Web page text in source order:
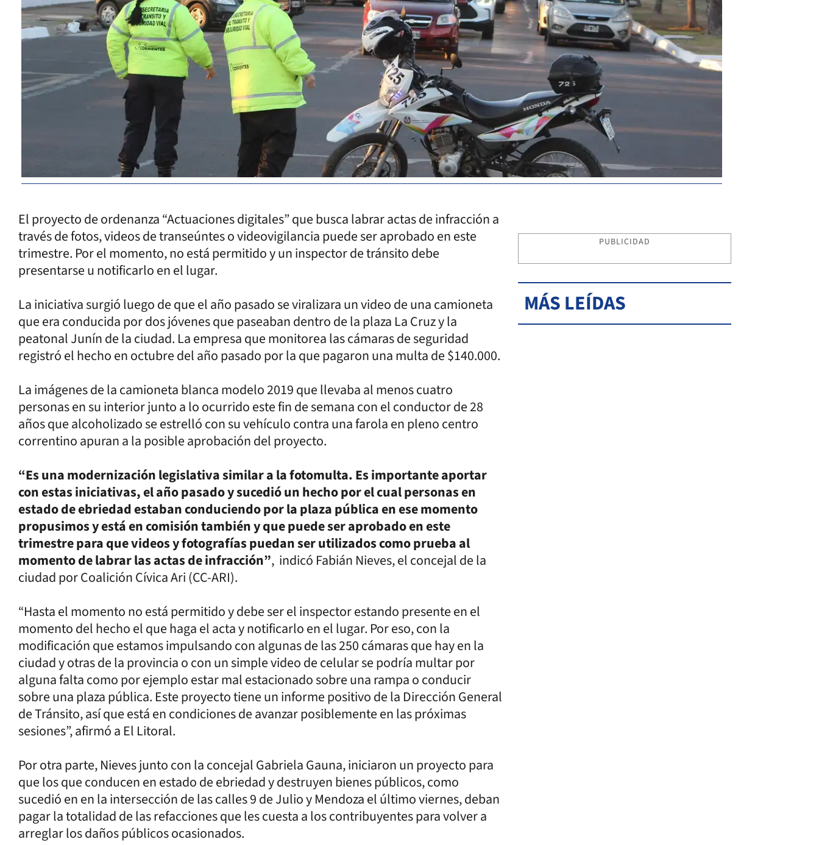
El proyecto de ordenanza “Actuaciones digitales” que busca labrar actas de infracción a
través de fotos, videos de transeúntes o videovigilancia puede ser aprobado en este
trimestre. Por el momento, no está permitido y un inspector de tránsito debe
presentarse u notificarlo en el lugar.
La iniciativa surgió luego de que el año pasado se viralizara un video de una camioneta
que era conducida por dos jóvenes que paseaban dentro de la plaza La Cruz y la
peatonal Junín de la ciudad. La empresa que monitorea las cámaras de seguridad
registró el hecho en octubre del año pasado por la que pagaron una multa de $140.000.
La imágenes de la camioneta blanca modelo 2019 que llevaba al menos cuatro
personas en su interior junto a lo ocurrido este fin de semana con el conductor de 28
años que alcoholizado se estrelló con su vehículo contra una farola en pleno centro
correntino apuran a la posible aprobación del proyecto.
“Es una modernización legislativa similar a la fotomulta. Es importante aportar
con estas iniciativas, el año pasado y sucedió un hecho por el cual personas en
estado de ebriedad estaban conduciendo por la plaza pública en ese momento
propusimos y está en comisión también y que puede ser aprobado en este
trimestre para que videos y fotografías puedan ser utilizados como prueba al
momento de labrar las actas de infracción”, indicó Fabián Nieves, el concejal de la
ciudad por Coalición Cívica Ari (CC-ARI).
“Hasta el momento no está permitido y debe ser el inspector estando presente en el
momento del hecho el que haga el acta y notificarlo en el lugar. Por eso, con la
modificación que estamos impulsando con algunas de las 250 cámaras que hay en la
ciudad y otras de la provincia o con un simple video de celular se podría multar por
alguna falta como por ejemplo estar mal estacionado sobre una rampa o conducir
sobre una plaza pública. Este proyecto tiene un informe positivo de la Dirección General
de Tránsito, así que está en condiciones de avanzar posiblemente en las próximas
sesiones”, afirmó a El Litoral.
Por otra parte, Nieves junto con la concejal Gabriela Gauna, iniciaron un proyecto para
que los que conducen en estado de ebriedad y destruyen bienes públicos, como
sucedió en en la intersección de las calles 9 de Julio y Mendoza el último viernes, deban
pagar la totalidad de las refacciones que les cuesta a los contribuyentes para volver a
arreglar los daños públicos ocasionados.
PUBLICIDAD
MÁS LEÍDAS